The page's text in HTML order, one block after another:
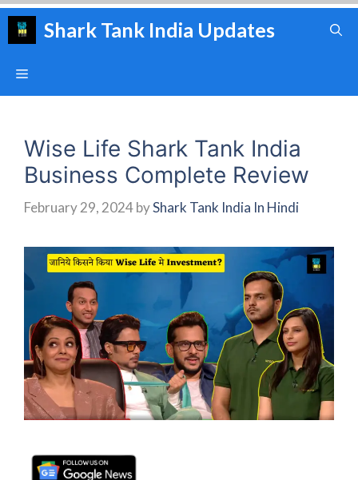
Skip
Shark Tank India Updates
Menu
Wise Life Shark Tank India
Business Complete Review
February 29, 2024byShark Tank India In Hindi